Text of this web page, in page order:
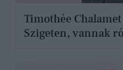
Timothée
Szigeten, vannak